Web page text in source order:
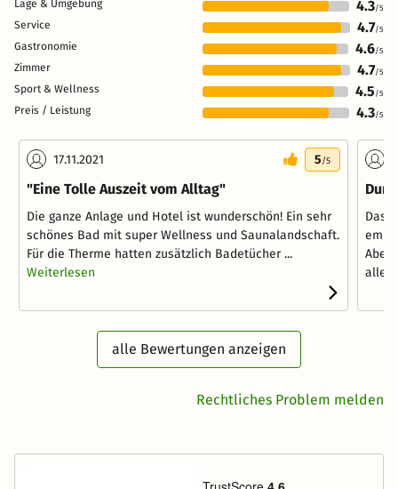
Lage & Umgebung 4.3/5
Service 4.7/5
Gastronomie 4.6/5
Zimmer 4.7/5
Sport & Wellness 4.5 /5
Preis / Leistung 4.3/5
17.11.2021 5/5
"Eine Tolle Auszeit vom Alltag"
Die ganze Anlage und Hotel ist wunderschön! Ein sehr
schönes Bad mit super Wellness und Saunalandschaft.
Für die Therme hatten zusätzlich Badetücher ...
Weiterlesen
Das
alle
alle Bewertungen anzeigen
Rechtliches Problem melden